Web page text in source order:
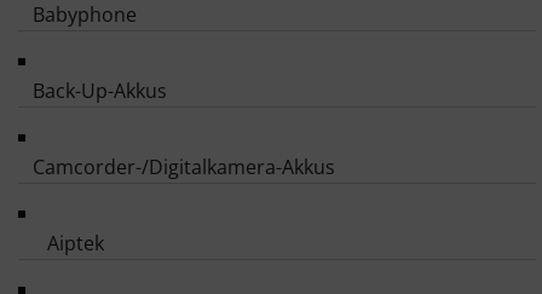
Babyphone
Back-Up-Akkus
Camcorder-/Digitalkamera-Akkus
Aiptek